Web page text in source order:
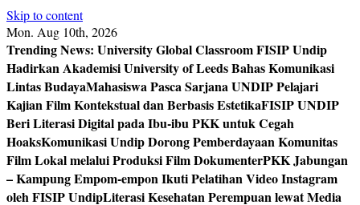
Skip to content
Mon. Aug 10th, 2026
Trending News: University Global Classroom FISIP Undip
Hadirkan Akademisi University of Leeds Bahas Komunikasi
Lintas BudayaMahasiswa Pasca Sarjana UNDIP Pelajari
Kajian Film Kontekstual dan Berbasis EstetikaFISIP UNDIP
Beri Literasi Digital pada Ibu-ibu PKK untuk Cegah
HoaksKomunikasi Undip Dorong Pemberdayaan Komunitas
Film Lokal melalui Produksi Film DokumenterPKK Jabungan
– Kampung Empom-empon Ikuti Pelatihan Video Instagram
oleh FISIP UndipLiterasi Kesehatan Perempuan lewat Media